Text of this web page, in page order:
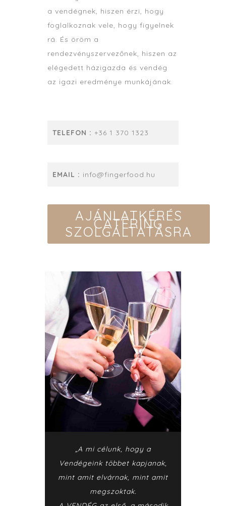
a vendégnek, hiszen érzi, hogy
foglalkoznak vele, hogy figyelnek
rá. És öröm a
rendezvényszervezőnek, hiszen az
elégedett házigazda és vendég
az igazi eredménye munkájának.
TELEFON : +36 1 370 1323
EMAIL : info@fingerfood.hu
AJÁNLATKÉRÉS
CATERING
SZOLGÁLTATÁSRA
„A mi célunk, hogy a
Vendégeink többet kapjanak,
mint amit elvárnak, mint amit
megszoktak.